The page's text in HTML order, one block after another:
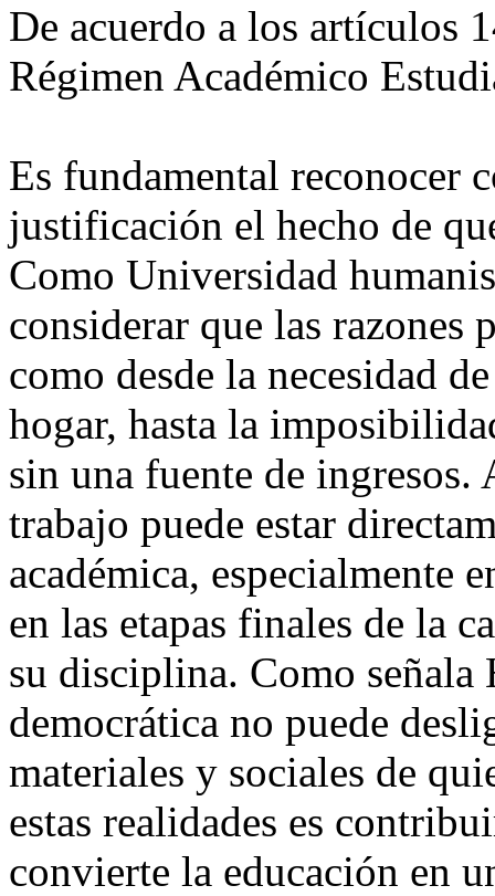
De acuerdo a los artículos
Régimen Académico
Es fundamental reconocer
justificación el hecho de
Como Universidad
considerar que las razones
como desde la necesidad
hogar, hasta la
sin una fuente de ingresos.
trabajo puede estar
académica, especialmente
en las etapas finales de la
su disciplina. Como
democrática no puede
materiales y sociales de
estas realidades es
convierte la educación en